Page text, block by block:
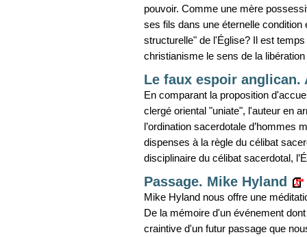
pouvoir. Comme une mère
ses fils dans une éternelle condition
structurelle" de l'Église? Il est
christianisme le sens de la
Le faux espoir anglican.
En comparant la proposition
clergé oriental "uniate", l'auteur en
l’ordination sacerdotale d’hommes
dispenses à la règle du célibat
disciplinaire du célibat sacerdotal,
Passage. Mike Hyland
Mike Hyland nous offre une
De la mémoire d'un événement
craintive d'un futur passage que